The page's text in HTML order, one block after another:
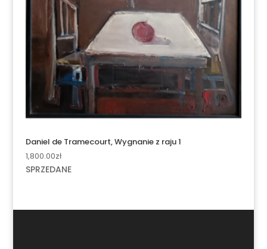
Daniel de Tramecourt, Wygnanie z raju 1
1,800.00zł
SPRZEDANE